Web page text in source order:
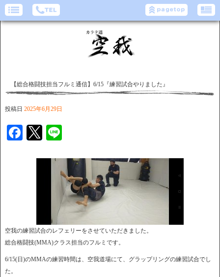
【総合格闘技担当フルミ通信】6/15『練習試合やりました』
投稿日 2025年6月29日
Facebook
Twitter
空我の練習試合のレフェリーをさせていただきました。
総合格闘技(MMA)クラス担当のフルミです。
6/15(日)のMMAの練習時間は、空我道場にて、グラップリングの練習試合でし
た。